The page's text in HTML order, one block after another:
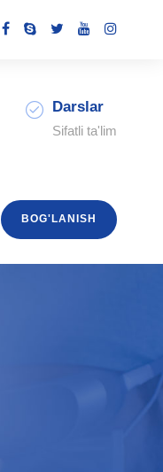
Darslar
Sifatli ta'lim
BOG'LANISH